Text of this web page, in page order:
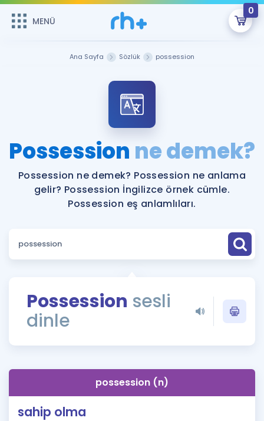
MENÜ
0
ÜYE DEĞİLİM
Sepetin Şu An Boş.
Remzi Hoca ile seni sınava hazırlayacak onlarca eğitim seni
bekliyor!
MENÜ
Faydalı Araçlar
Sözlük
Rehberlik Aracı
ÖSYM Sınav Takvimi
İngilizce Gramer
Hakkımızda
Ana Sayfa Sözlük possession
Possession ne demek?
Possession ne demek? Possession ne anlama
gelir? Possession İngilizce örnek cümle.
Possession eş anlamlıları.
Possession sesli
dinle
possession (n)
sahip olma